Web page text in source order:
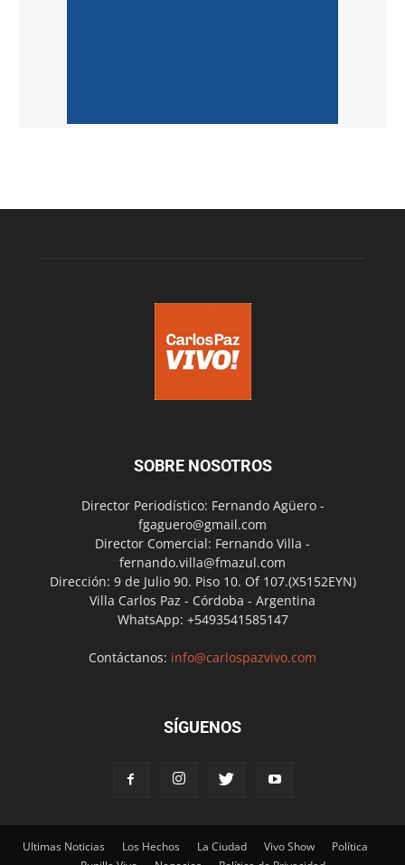
SOBRE NOSOTROS
Director Periodístico: Fernando Agüero -
fgaguero@gmail.com
Director Comercial: Fernando Villa -
fernando.villa@fmazul.com
Dirección: 9 de Julio 90. Piso 10. Of 107.(X5152EYN)
Villa Carlos Paz - Córdoba - Argentina
WhatsApp: +5493541585147
Contáctanos: info@carlospazvivo.com
SÍGUENOS
Ultimas Noticias Los Hechos La Ciudad Vivo Show
Política